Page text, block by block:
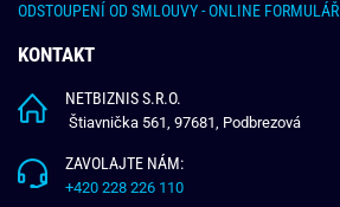
ODSTOUPENÍ OD SMLOUVY - ONLINE FORMULÁŘ
KONTAKT
NETBIZNIS S.R.O.
Štiavnička 561, 97681, Podbrezová
ZAVOLAJTE NÁM:
+420 228 226 110